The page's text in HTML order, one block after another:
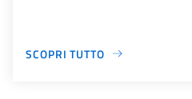
SCOPRI TUTTO